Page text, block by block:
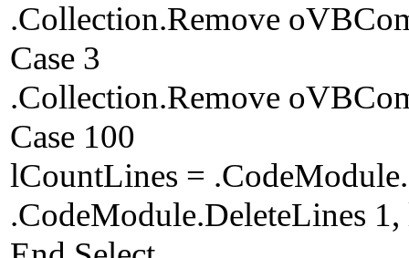
.Collection.Remove
Case 3
.Collection.Remove
Case 100
lCountLines =
.CodeModule.DeleteLines